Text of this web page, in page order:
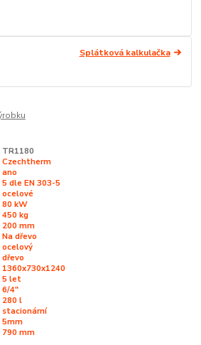
Splátková kalkulačka
TR1180
Czechtherm
ano
5 dle EN 303-5
ocelové
80 kW
450 kg
200 mm
Na dřevo
ocelový
dřevo
1360x730x1240
5 let
6/4"
280 l
stacionární
5mm
790 mm